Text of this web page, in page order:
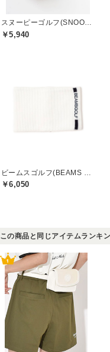
￥5,940
￥6,050
この商品と同じアイテムランキ